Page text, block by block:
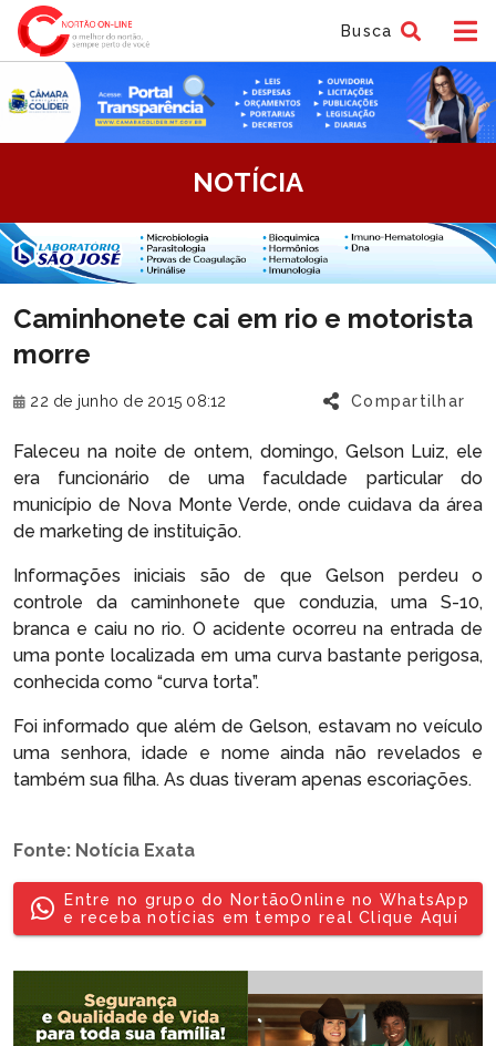
Busca
NOTÍCIA
Caminhonete cai em rio e motorista
morre
22 de junho de 2015 08:12 Compartilhar
Faleceu na noite de ontem, domingo, Gelson Luiz, ele
era funcionário de uma faculdade particular do
município de Nova Monte Verde, onde cuidava da área
de marketing de instituição.
Informações iniciais são de que Gelson perdeu o
controle da caminhonete que conduzia, uma S-10,
branca e caiu no rio. O acidente ocorreu na entrada de
uma ponte localizada em uma curva bastante perigosa,
conhecida como “curva torta”.
Foi informado que além de Gelson, estavam no veículo
uma senhora, idade e nome ainda não revelados e
também sua filha. As duas tiveram apenas escoriações.
Fonte: Notícia Exata
Entre no grupo do NortãoOnline no WhatsApp
e receba notícias em tempo real Clique Aqui